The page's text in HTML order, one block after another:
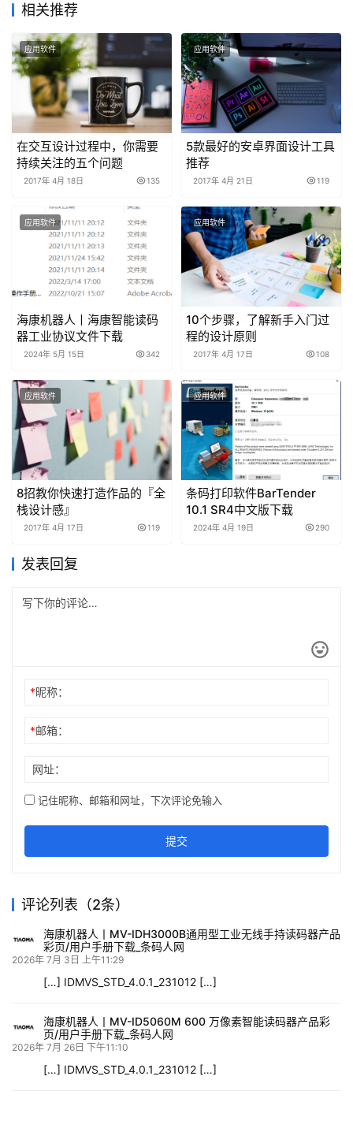
相关推荐
应用软件
在交互设计过程中，你需要
持续关注的五个问题
2017年 4月 18日 135
应用软件
5款最好的安卓界面设计工具
推荐
2017年 4月 21日 119
应用软件
海康机器人丨海康智能读码
器工业协议文件下载
2024年 5月 15日 342
应用软件
10个步骤，了解新手入门过
程的设计原则
2017年 4月 17日 108
应用软件
8招教你快速打造作品的『全
栈设计感』
2017年 4月 17日 119
应用软件
条码打印软件BarTender
10.1 SR4中文版下载
2024年 4月 19日 290
发表回复
*昵称：
*邮箱：
网址：
记住昵称、邮箱和网址，下次评论免输入
提交
评论列表（2条）
海康机器人丨MV-IDH3000B通用型工业无线手持读码器产品
彩页/用户手册下载_条码人网
2026年 7月 3日 上午11:29
[…] IDMVS_STD_4.0.1_231012 […]
海康机器人丨MV-ID5060M 600 万像素智能读码器产品彩
页/用户手册下载_条码人网
2026年 7月 26日 下午11:10
[…] IDMVS_STD_4.0.1_231012 […]